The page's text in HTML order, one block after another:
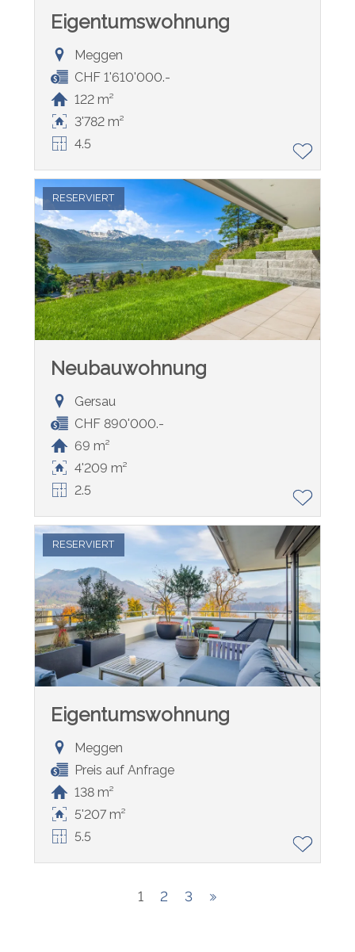
Eigentumswohnung
Meggen
CHF 1'610'000.-
122 m²
3'782 m²
4.5
RESERVIERT
Neubauwohnung
Gersau
CHF 890'000.-
69 m²
4'209 m²
2.5
RESERVIERT
Eigentumswohnung
Meggen
Preis auf Anfrage
138 m²
5'207 m²
5.5
1 2 3